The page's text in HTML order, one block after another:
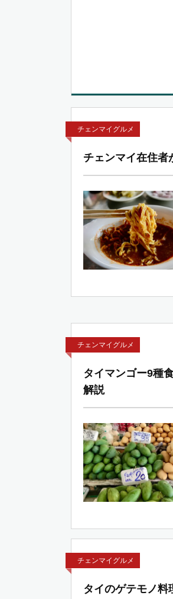
チェンマイグルメ
チェンマイ在住者
チェンマイグルメ
タイマンゴー9種
解説
チェンマイグルメ
タイのゲテモノ